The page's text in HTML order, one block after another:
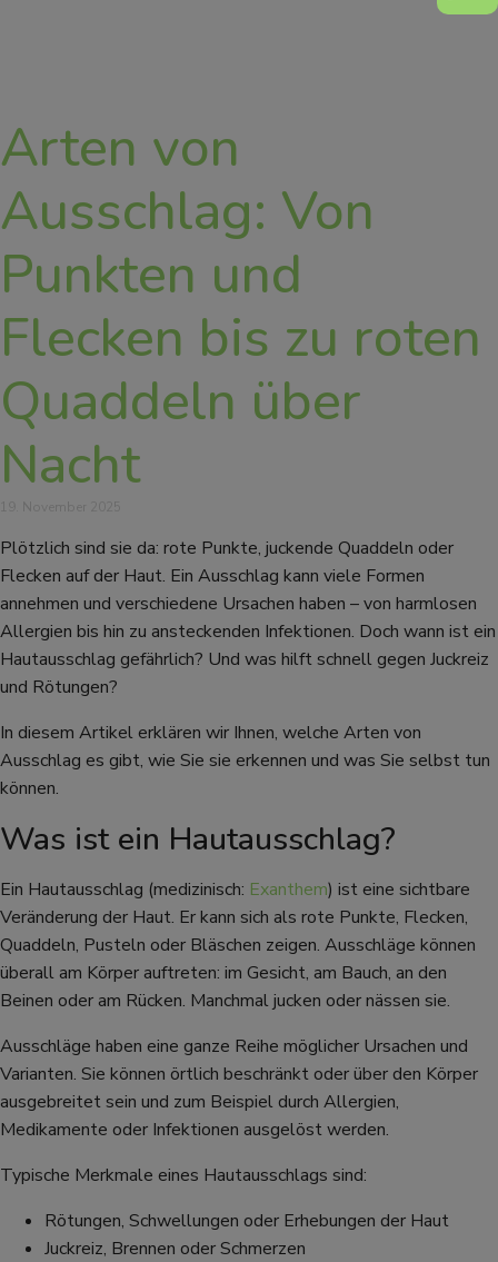
Arten von
Ausschlag: Von
Punkten und
Flecken bis zu roten
Quaddeln über
Nacht
Plötzlich sind sie da: rote Punkte, juckende Quaddeln oder
Flecken auf der Haut. Ein Ausschlag kann viele Formen
annehmen und verschiedene Ursachen haben – von harmlosen
Allergien bis hin zu ansteckenden Infektionen. Doch wann ist ein
Hautausschlag gefährlich? Und was hilft schnell gegen Juckreiz
und Rötungen?
In diesem Artikel erklären wir Ihnen, welche Arten von
Ausschlag es gibt, wie Sie sie erkennen und was Sie selbst tun
können.
Was ist ein Hautausschlag?
Ein Hautausschlag (medizinisch: Exanthem) ist eine sichtbare
Veränderung der Haut. Er kann sich als rote Punkte, Flecken,
Quaddeln, Pusteln oder Bläschen zeigen. Ausschläge können
überall am Körper auftreten: im Gesicht, am Bauch, an den
Beinen oder am Rücken. Manchmal jucken oder nässen sie.
Ausschläge haben eine ganze Reihe möglicher Ursachen und
Varianten. Sie können örtlich beschränkt oder über den Körper
ausgebreitet sein und zum Beispiel durch Allergien,
Medikamente oder Infektionen ausgelöst werden.
Typische Merkmale eines Hautausschlags sind:
Rötungen, Schwellungen oder Erhebungen der Haut
Juckreiz, Brennen oder Schmerzen